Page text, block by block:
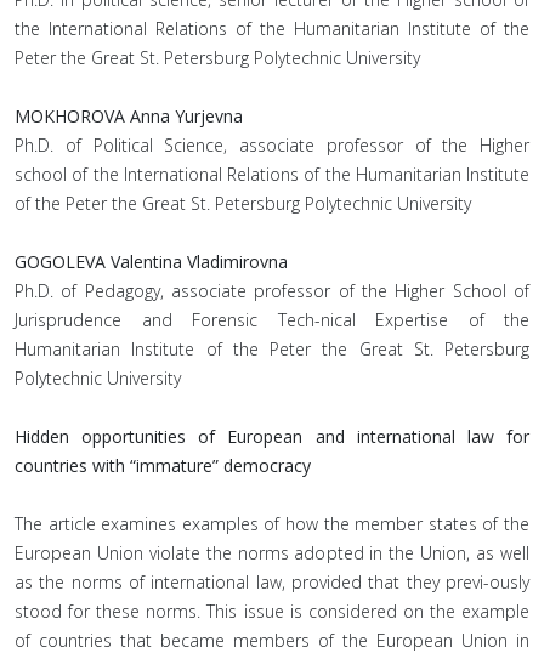
the International Relations of the Humanitarian Institute of the
Peter the Great St. Petersburg Polytechnic University
MOKHOROVA Anna Yurjevna
Ph.D. of Political Science, associate professor of the Higher
school of the International Relations of the Humanitarian Institute
of the Peter the Great St. Petersburg Polytechnic University
GOGOLEVA Valentina Vladimirovna
Ph.D. of Pedagogy, associate professor of the Higher School of
Jurisprudence and Forensic Tech-nical Expertise of the
Humanitarian Institute of the Peter the Great St. Petersburg
Polytechnic University
Hidden opportunities of European and international law for
countries with “immature” democracy
The article examines examples of how the member states of the
European Union violate the norms adopted in the Union, as well
as the norms of international law, provided that they previ-ously
stood for these norms. This issue is considered on the example
of countries that became members of the European Union in